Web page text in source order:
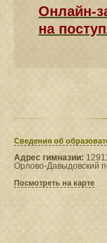
Онлайн-
на
Сведения​ об
Адрес гимназии:
Орлово-Давыдовский
Посмотреть на карте